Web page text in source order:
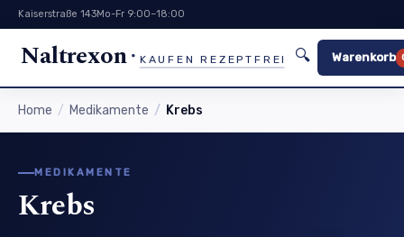
Kaiserstraße 143Mo-Fr 9:00–18:00
Naltrexon KAUFEN REZEPTFREI 🔍 Warenkorb
Home Medikamente Krebs
MEDIKAMENTE
Krebs